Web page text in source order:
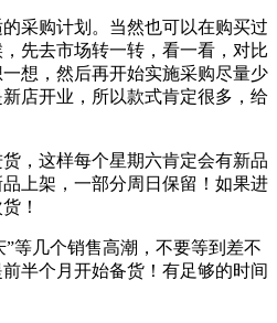
采购计划。当然也可以在购买过
先去市场转一转，看一看，对比
想，然后再开始实施采购尽量少
店开业，所以款式肯定很多，给
，这样每个星期六肯定会有新品
上架，一部分周日保留！如果进
！
”等几个销售高潮，不要等到差不
半个月开始备货！有足够的时间